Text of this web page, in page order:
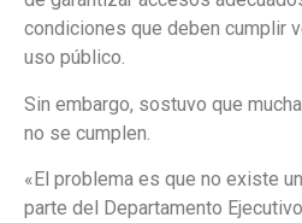
condiciones que deben cumplir
uso público.
Sin embargo, sostuvo que
no se cumplen.
«El problema es que no existe
parte del Departamento